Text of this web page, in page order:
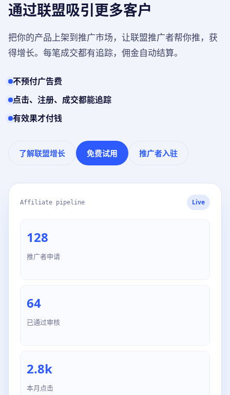
通过联盟吸引更多客户
把你的产品上架到推广市场，让联盟推广者帮你推，获
得增长。每笔成交都有追踪，佣金自动结算。
不预付广告费
点击、注册、成交都能追踪
有效果才付钱
了解联盟增长 免费试用 推广者入驻
Affiliate pipeline Live
128
推广者申请
64
已通过审核
2.8k
本月点击